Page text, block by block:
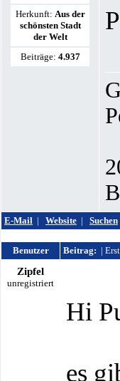
Herkunft: Aus der
schönsten Stadt
der Welt
Beiträge: 4.937
E-Mail | Website | Suchen
Benutzer Beitrag: |
Zipfel
unregistriert
Hi
es